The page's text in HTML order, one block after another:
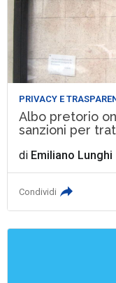
PRIVACY E
Albo pretorio
sanzioni per
di Emiliano Lunghi
Condividi